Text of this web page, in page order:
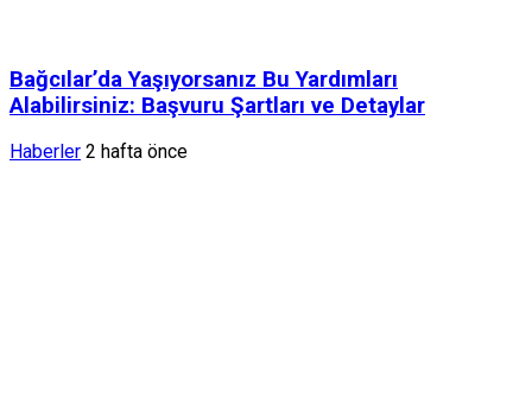
Bağcılar’da Yaşıyorsanız Bu Yardımları
Alabilirsiniz: Başvuru Şartları ve Detaylar
Haberler 2 hafta önce